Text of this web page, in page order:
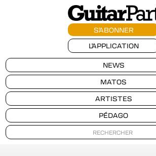
S'ABONNER
L'APPLICATION
NEWS
MATOS
ARTISTES
PÉDAGO